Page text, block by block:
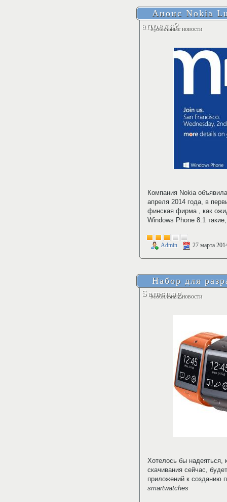
Анонс Nokia
апреля?
Мобильные новости
Компания Nokia
апреля 2014 года, в
финская фирма , как
Windows Phone 8.1
Admin 27 марта
Набор для
Samsung
Мобильные новости
Хотелось бы надеяться,
скачивания сейчас,
приложений к созданию
smartwatches